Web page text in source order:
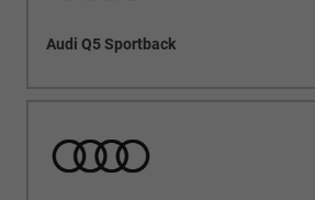
Audi Q5 Sportback